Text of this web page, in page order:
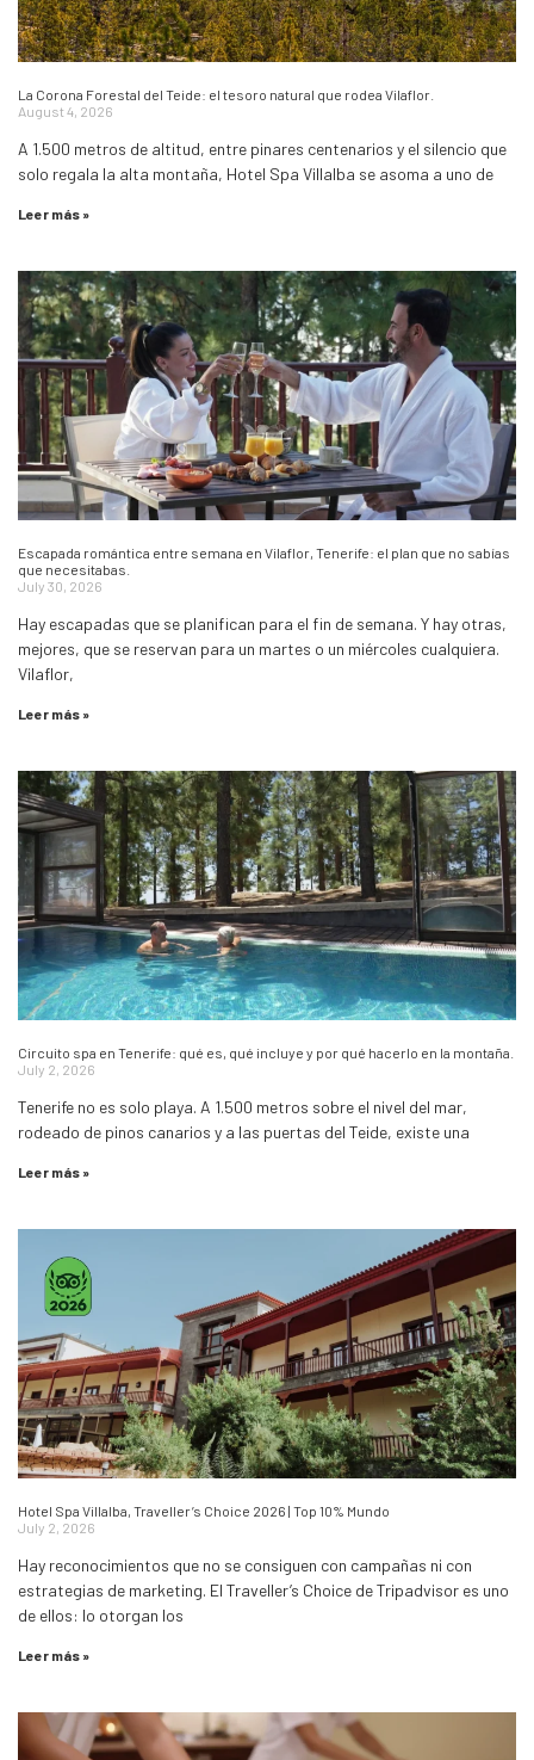
La Corona Forestal del Teide: el tesoro natural que rodea Vilaflor.
August 4, 2026
A 1.500 metros de altitud, entre pinares centenarios y el silencio que
solo regala la alta montaña, Hotel Spa Villalba se asoma a uno de
Leer más »
Escapada romántica entre semana en Vilaflor, Tenerife: el plan que no sabías
que necesitabas.
July 30, 2026
Hay escapadas que se planifican para el fin de semana. Y hay otras,
mejores, que se reservan para un martes o un miércoles cualquiera.
Vilaflor,
Leer más »
Circuito spa en Tenerife: qué es, qué incluye y por qué hacerlo en la montaña.
July 2, 2026
Tenerife no es solo playa. A 1.500 metros sobre el nivel del mar,
rodeado de pinos canarios y a las puertas del Teide, existe una
Leer más »
Hotel Spa Villalba, Traveller’s Choice 2026 | Top 10% Mundo
July 2, 2026
Hay reconocimientos que no se consiguen con campañas ni con
estrategias de marketing. El Traveller’s Choice de Tripadvisor es uno
de ellos: lo otorgan los
Leer más »